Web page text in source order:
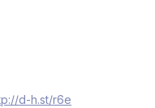
d-h.st/r6e